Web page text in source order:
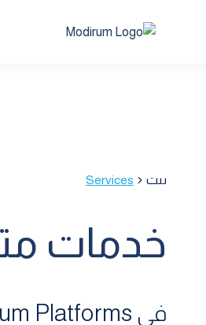
بيت Services
خدمات